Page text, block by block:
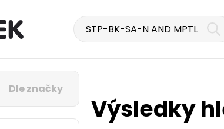
Dle značky
Výsledky